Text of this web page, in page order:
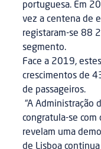
portuguesa. Em
vez a centena de
registaram-se 88
segmento.
Face a 2019,
crescimentos de
de passageiros.
“A Administração
congratula-se com
revelam uma
de Lisboa